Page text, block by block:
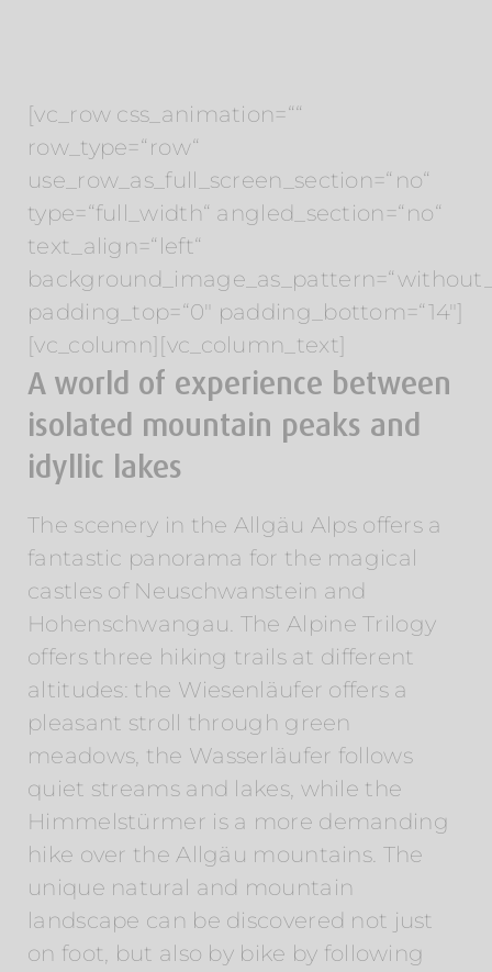
[vc_row css_animation=““
row_type=“row“
use_row_as_full_screen_section=“no“
type=“full_width“ angled_section=“no“
text_align=“left“
padding_top=“0″ padding_bottom=“14″]
[vc_column][vc_column_text]
A world of experience between
isolated mountain peaks and
idyllic lakes
The scenery in the Allgäu Alps offers a
fantastic panorama for the magical
castles of Neuschwanstein and
Hohenschwangau. The Alpine Trilogy
offers three hiking trails at different
altitudes: the Wiesenläufer offers a
pleasant stroll through green
meadows, the Wasserläufer follows
quiet streams and lakes, while the
Himmelstürmer is a more demanding
hike over the Allgäu mountains. The
unique natural and mountain
landscape can be discovered not just
on foot, but also by bike by following